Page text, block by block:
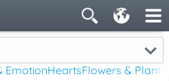
EmotionHeartsFlowers & Plants